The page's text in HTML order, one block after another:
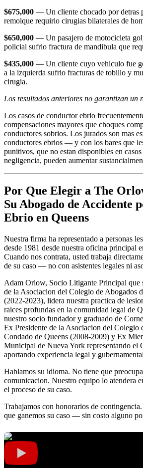
$675,000 — Un cliente chocado por detras
remolque requirio cirugias bilaterales de
$650,000 — Un pasajero de motocicleta
policial sufrio fractura de mandibula que
$435,000 — Un cliente cuyo vehiculo fue
a la izquierda sufrio fracturas de tobillo y
cirugia.
Los resultados anteriores no garantizan un
Los casos de conductor ebrio
compensaciones mayores que choques
conductores sobrios. Los jurados son mas
conductores ebrios — y con los bares que
punitivos, que no estan disponibles en
negligencia, pueden aumentar
Por Que Elegir a The
Su Abogado de Accidente
Ebrio en Queens
Nuestra firma ha representado a personas
desde 1981 desde nuestra oficina principal
Cuando nos contrata, usted trabaja
de su caso — no con asistentes legales ni
Adam Orlow, Socio Litigante Principal que
de la Asociacion del Colegio de Abogados
(2022-2023), lidera nuestra practica de
raices profundas en la comunidad legal de
nuestro socio fundador y graduado de
Ex Presidente de la Asociacion del Colegio
Condado de Queens (2008-2009) y Ex
Municipal de Nueva York representando el
aportando experiencia legal y
Hablamos su idioma. No tiene que
comunicacion. Nuestro equipo lo atendera
el proceso de su caso.
Trabajamos con honorarios de
que ganemos su caso — sin costo alguno